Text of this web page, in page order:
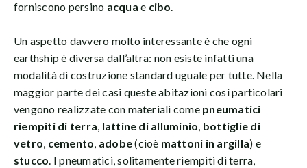
forniscono persino acqua e cibo.
Un aspetto davvero molto interessante è che ogni
earthship è diversa dall’altra: non esiste infatti una
modalità di costruzione standard uguale per tutte. Nella
maggior parte dei casi queste abitazioni così particolari
vengono realizzate con materiali come pneumatici
riempiti di terra, lattine di alluminio, bottiglie di
vetro, cemento, adobe(cioè mattoni in argilla) e
stucco. I pneumatici, solitamente riempiti di terra,